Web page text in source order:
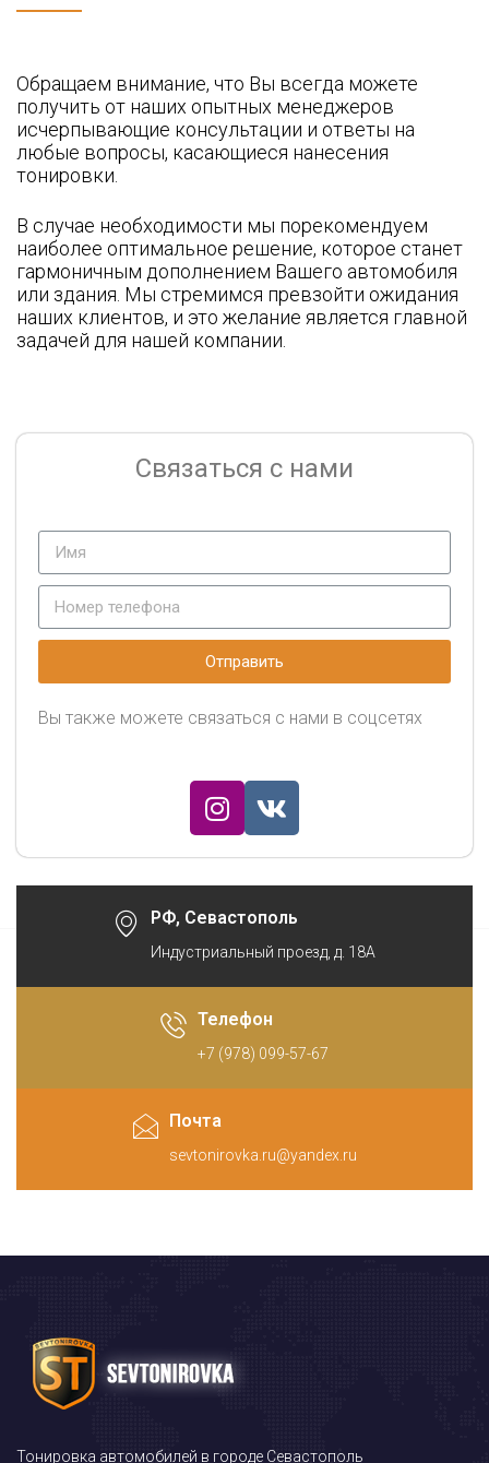
Обращаем внимание, что Вы всегда можете
получить от наших опытных менеджеров
исчерпывающие консультации и ответы на
любые вопросы, касающиеся нанесения
тонировки.
В случае необходимости мы порекомендуем
наиболее оптимальное решение, которое станет
гармоничным дополнением Вашего автомобиля
или здания. Мы стремимся превзойти ожидания
наших клиентов, и это желание является главной
задачей для нашей компании.
Связаться с нами
Отправить
Вы также можете связаться с нами в соцсетях
РФ, Севастополь
Индустриальный проезд, д. 18А
Телефон
+7 (978) 099-57-67
Почта
sevtonirovka.ru@yandex.ru
Тонировка автомобилей в городе Севастополь